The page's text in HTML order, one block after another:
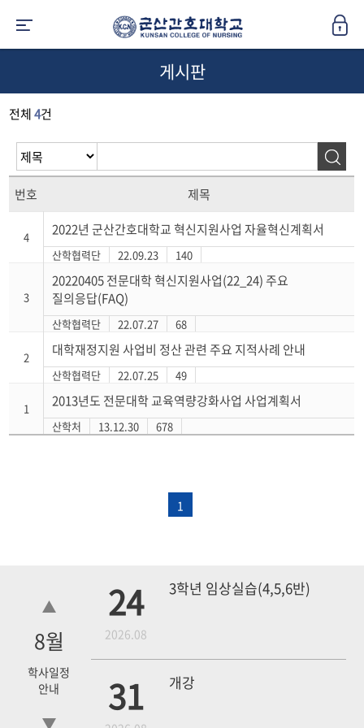
게시판
전체4건
번호 제목
4 2022년 군산간호대학교 혁신지원사업 자율혁신계획서
산학협력단 22.09.23 140
3
20220405 전문대학 혁신지원사업(22_24) 주요
질의응답(FAQ)
산학협력단 22.07.27 68
2 대학재정지원 사업비 정산 관련 주요 지적사례 안내
산학협력단 22.07.25 49
1 2013년도 전문대학 교육역량강화사업 사업계획서
산학처 13.12.30 678
1
8월
학사일정
안내
24
2026.08
3학년 임상실습(4,5,6반)
31 개강